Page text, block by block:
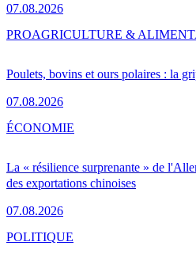
07.08.2026
Poulets, bovins et ours polaires : la
07.08.2026
PROAGRICULTURE &
La « résilience surprenante » de
des exportations chinoises
07.08.2026
ÉCONOMIE
POLITIQUE